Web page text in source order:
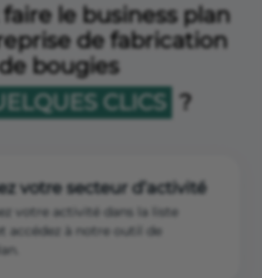
le business plan
de fabrication
bougies
CLICS ?
votre secteur d’activité
votre activité dans la liste
accédez à notre outil de